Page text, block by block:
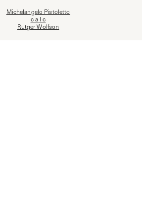
Michelangelo Pistoletto
c a l c
Rutger Wolfson